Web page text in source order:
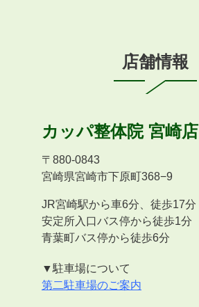
店舗情報
カッパ整体院 宮崎店
〒 880-0843
宮崎県宮崎市下原町368−9
JR宮崎駅から車6分、徒歩17分
安定所入口バス停から徒歩1分
青葉町バス停から徒歩6分
▼駐車場について
第二駐車場のご案内